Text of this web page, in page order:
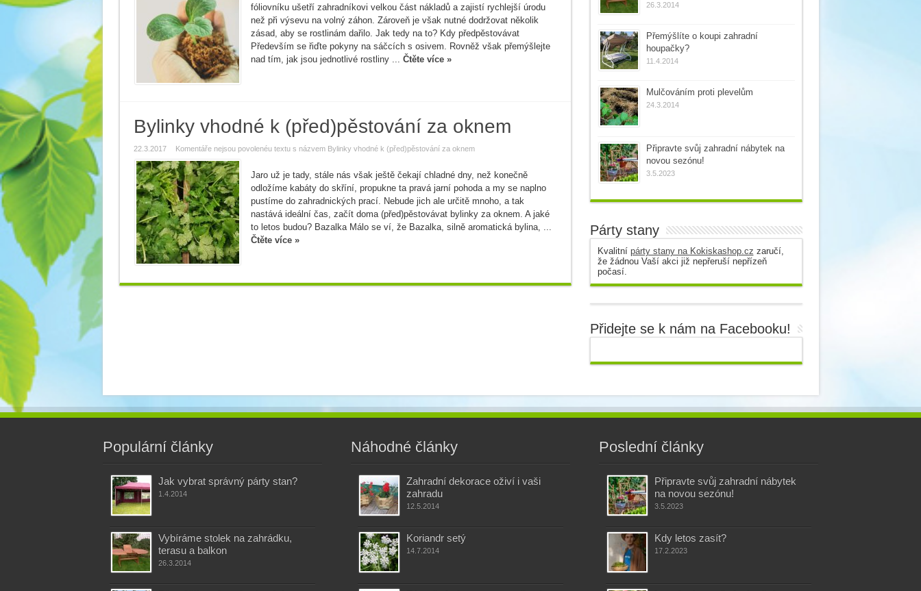
fóliovníku ušetří zahradníkovi velkou část nákladů a zajistí rychlejší úrodu
než při výsevu na volný záhon. Zároveň je však nutné dodržovat několik
zásad, aby se rostlinám dařilo. Jak tedy na to? Kdy předpěstovávat
Především se řiďte pokyny na sáčcích s osivem. Rovněž však přemýšlejte
nad tím, jak jsou jednotlivé rostliny ... Čtěte více »
Bylinky vhodné k (před)pěstování za oknem
22.3.2017 Komentáře nejsou povolenéu textu s názvem Bylinky vhodné k (před)pěstování za oknem
Jaro už je tady, stále nás však ještě čekají chladné dny, než konečně
odložíme kabáty do skříní, propukne ta pravá jarní pohoda a my se naplno
pustíme do zahradnických prací. Nebude jich ale určitě mnoho, a tak
nastává ideální čas, začít doma (před)pěstovávat bylinky za oknem. A jaké
to letos budou? Bazalka Málo se ví, že Bazalka, silně aromatická bylina, ...
Čtěte více »
26.3.2014
Přemýšlíte o koupi zahradní
houpačky?
11.4.2014
Mulčováním proti plevelům
24.3.2014
Připravte svůj zahradní nábytek na
novou sezónu!
3.5.2023
Párty stany
Kvalitní párty stany na Kokiskashop.cz zaručí,
že žádnou Vaší akci již nepřeruší nepřízeň
počasí.
Přidejte se k nám na Facebooku!
Populární články
Jak vybrat správný párty stan?
1.4.2014
Vybíráme stolek na zahrádku,
terasu a balkon
26.3.2014
Náhodné články
Zahradní dekorace oživí i vaši
zahradu
12.5.2014
Koriandr setý
14.7.2014
Poslední články
Připravte svůj zahradní nábytek
na novou sezónu!
3.5.2023
Kdy letos zasít?
17.2.2023